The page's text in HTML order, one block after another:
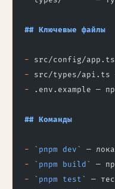
## Ключевые файлы
- src/config/app.ts
- src/types/api.ts —
- .env.example —
## Команды
- `pnpm dev`
—
- `pnpm build`
—
- `pnpm test`
—